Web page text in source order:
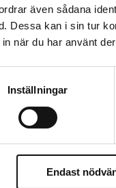
även sådana
Dessa kan i sin tur
när du har använt
Inställningar
Endast
till”
om